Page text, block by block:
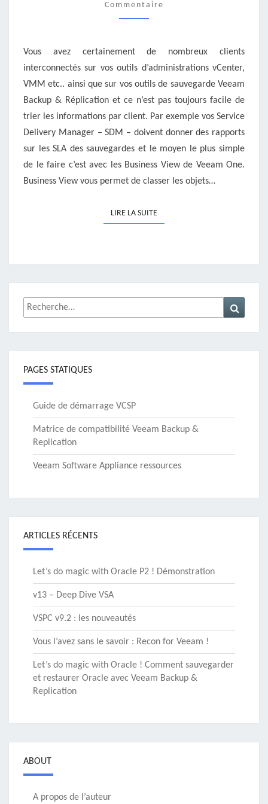
LES
BUSINESS
ONE
Commentaire
Vous avez certainement de nombreux clients
interconnectés sur vos outils d’administrations vCenter,
VMM etc.. ainsi que sur vos outils de sauvegarde Veeam
Backup & Réplication et ce n’est pas toujours facile de
trier les informations par client. Par exemple vos Service
Delivery Manager – SDM – doivent donner des rapports
sur les SLA des sauvegardes et le moyen le plus simple
de le faire c’est avec les Business View de Veeam One.
Business View vous permet de classer les objets…
LIRE LA SUITELIRE LA SUITE
Rechercher :
PAGES STATIQUES
Guide de démarrage VCSP
Matrice de compatibilité Veeam Backup &
Replication
Veeam Software Appliance ressources
ARTICLES RÉCENTS
Let’s do magic with Oracle P2 ! Démonstration
v13 – Deep Dive VSA
VSPC v9.2 : les nouveautés
Vous l’avez sans le savoir : Recon for Veeam !
Let’s do magic with Oracle ! Comment sauvegarder
et restaurer Oracle avec Veeam Backup &
Replication
ABOUT
A propos de l’auteur